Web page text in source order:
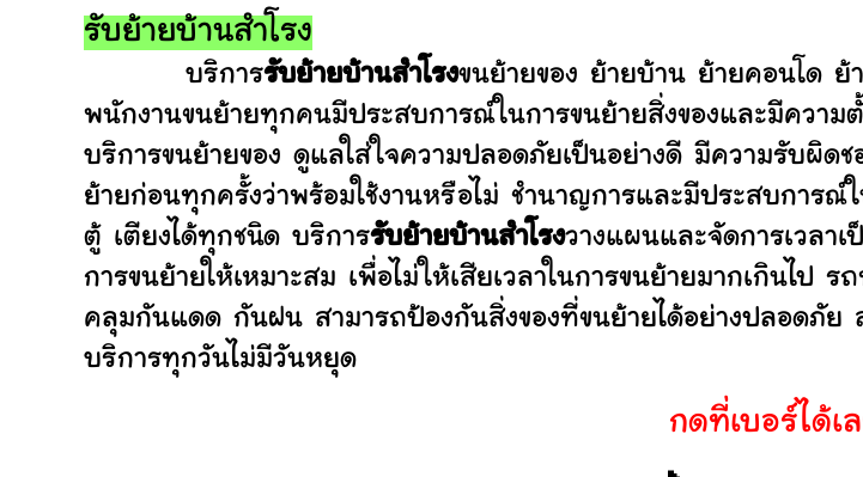
รับย้ายบ้านสำโรง
บริการรับย้ายบ้านสำโรงขนย้ายของ ย้ายบ้าน ย้ายคอนโด
พนักงานขนย้ายทุกคนมีประสบการณ์ในการขนย้ายสิ่งของและมีความตั้
บริการขนย้ายของ ดูแลใส่ใจความปลอดภัยเป็นอย่างดี มีความรับผิ
ย้ายก่อนทุกครั้งว่าพร้อมใช้งานหรือไม่ ชำนาญการและมีประสบการ
ตู้ เตียงได้ทุกชนิด บริการรับย้ายบ้านสำโรงวางแผนและจัดการเวลา
การขนย้ายให้เหมาะสม เพื่อไม่ให้เสียเวลาในการขนย้ายมากเกินไป
คลุมกันแดด กันฝน สามารถป้องกันสิ่งของที่ขนย้ายได้อย่างปลอดภัย
บริการทุกวันไม่มีวันหยุด
กดที่เบอร์ได้เ